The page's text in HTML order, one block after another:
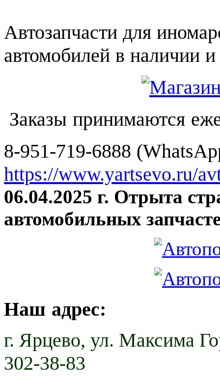
Автозапчасти для
автомобилей в наличии и
Заказы принимаются
8-951-719-6888
https://www.yartsevo.ru/
06.04.2025 г. Отрыта
автомобильных
Наш адрес:
г. Ярцево, ул. Максима
302-38-83